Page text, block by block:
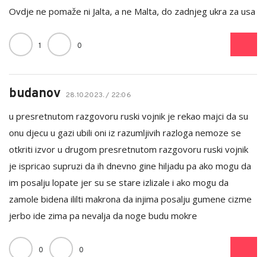
Ovdje ne pomaže ni Jalta, a ne Malta, do zadnjeg ukra za usa
1 0
budanov 28.10.2023. / 22:06
u presretnutom razgovoru ruski vojnik je rekao majci da su
onu djecu u gazi ubili oni iz razumljivih razloga nemoze se
otkriti izvor u drugom presretnutom razgovoru ruski vojnik
je ispricao supruzi da ih dnevno gine hiljadu pa ako mogu da
im posalju lopate jer su se stare izlizale i ako mogu da
zamole bidena ililti makrona da injima posalju gumene cizme
jerbo ide zima pa nevalja da noge budu mokre
0 0